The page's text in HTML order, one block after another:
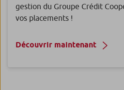
gestion du Groupe Crédit
vos placements !
Découvrir maintenant